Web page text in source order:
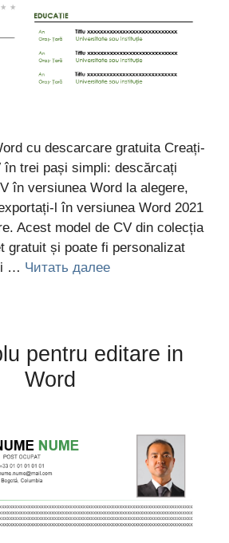
cu descarcare gratuita Creați-
în trei pași simpli: descărcați
în versiunea Word la alegere,
l în versiunea Word 2021
Acest model de CV din colecția
gratuit și poate fi personalizat
… Читать далее
pentru editare in
Word